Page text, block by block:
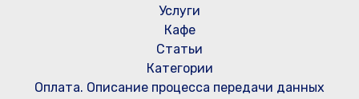
Услуги
Кафе
Статьи
Категории
Оплата. Описание процесса передачи данных